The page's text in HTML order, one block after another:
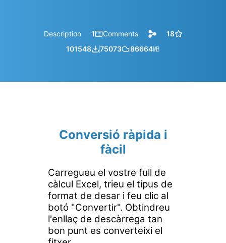
Description 1 Comments
18
101548
75073 86664㎆︎
Conversió ràpida i
fàcil
Carregueu el vostre full de
càlcul Excel, trieu el tipus de
format de desar i feu clic al
botó "Convertir". Obtindreu
l'enllaç de descàrrega tan
bon punt es converteixi el